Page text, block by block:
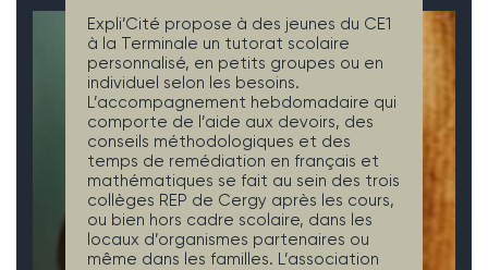
Expli’Cité propose à des jeunes du CE1
à la Terminale un tutorat scolaire
personnalisé, en petits groupes ou en
individuel selon les besoins.
L’accompagnement hebdomadaire qui
comporte de l’aide aux devoirs, des
conseils méthodologiques et des
temps de remédiation en français et
mathématiques se fait au sein des trois
collèges REP de Cergy après les cours,
ou bien hors cadre scolaire, dans les
locaux d’organismes partenaires ou
même dans les familles. L’association